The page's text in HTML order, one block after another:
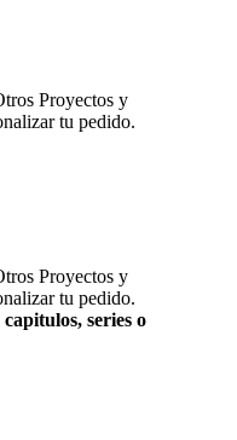
Proyectos y
tu pedido.
Proyectos y
tu pedido.
series o